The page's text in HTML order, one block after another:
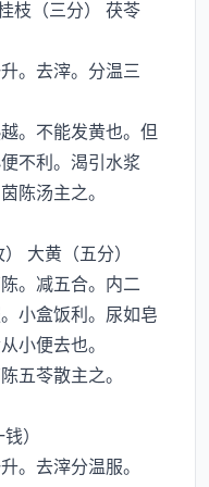
（三分） 茯苓
。去滓。分温三
。不能发黄也。但
不利。渴引水浆
陈汤主之。
大黄（五分）
。减五合。内二
小盒饭利。尿如皂
小便去也。
苓散主之。
）
去滓分温服。